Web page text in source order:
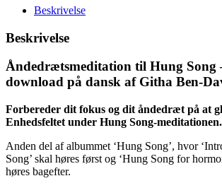
Beskrivelse
Beskrivelse
Åndedrætsmeditation til Hung Song
download på dansk af Githa Ben-
Forbereder dit fokus og dit åndedræt på at
Enhedsfeltet under Hung Song-meditationen.
Anden del af albummet ‘Hung Song’, hvor
Song’ skal høres først og ‘Hung Song for
høres bagefter.